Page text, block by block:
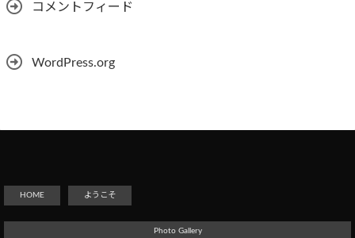
コメントフィード
WordPress.org
HOME ようこそ
Photo Gallery